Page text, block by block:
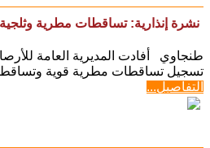
نشرة إنذارية: تساقطات مطرية
طنجاوي أفادت المديرية العامة
تسجيل تساقطات مطرية قوية
التفاصيل...